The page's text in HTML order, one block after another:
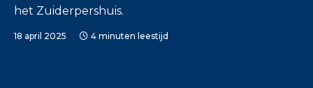
het Zuiderpershuis.
18 april 2025 4 minuten leestijd